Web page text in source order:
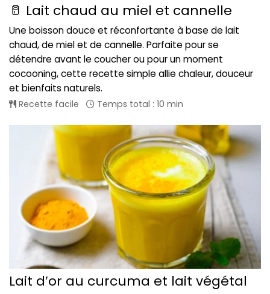
🥛 Lait chaud au miel et cannelle
Une boisson douce et réconfortante à base de lait
chaud, de miel et de cannelle. Parfaite pour se
détendre avant le coucher ou pour un moment
cocooning, cette recette simple allie chaleur, douceur
et bienfaits naturels.
Recette facile Temps total : 10 min
Lait d’or au curcuma et lait végétal